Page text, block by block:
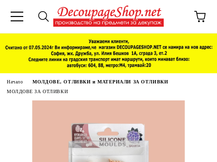
Начало
МОЛДОВЕ, ОТЛИВКИ и МАТЕРИАЛИ ЗА ОТЛИВКИ
МОЛДОВЕ ЗА ОТЛИВКИ